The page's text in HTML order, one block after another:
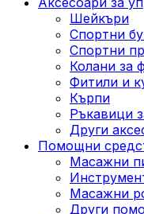
Шейкъри
Спортни
Спортни
Колани за
Фитили и
Кърпи
Ръкавици
Други
Помощни
Масажни
Масажни
Други